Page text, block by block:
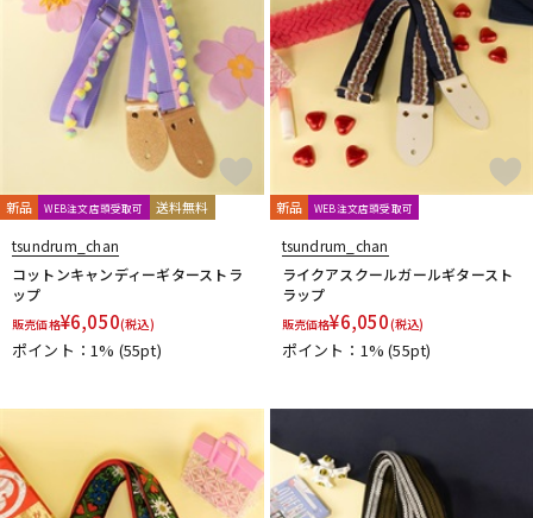
新品 WEB注文店頭受取可 送料無料
tsundrum_chan
コットンキャンディーギターストラ
ップ
販売価格¥6,050(税込)
ポイント：1% (55pt)
新品 WEB注文店頭受取可
tsundrum_chan
ライクアスクールガールギタースト
ラップ
販売価格¥6,050(税込)
ポイント：1%(55pt)